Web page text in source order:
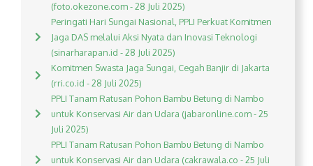
(foto.okezone.com - 28 Juli 2025)
Peringati Hari Sungai Nasional, PPLI Perkuat Komitmen
Jaga DAS melalui Aksi Nyata dan Inovasi Teknologi
(sinarharapan.id - 28 Juli 2025)
Komitmen Swasta Jaga Sungai, Cegah Banjir di Jakarta
(rri.co.id - 28 Juli 2025)
PPLI Tanam Ratusan Pohon Bambu Betung di Nambo
untuk Konservasi Air dan Udara (jabaronline.com - 25
Juli 2025)
PPLI Tanam Ratusan Pohon Bambu Betung di Nambo
untuk Konservasi Air dan Udara (cakrawala.co - 25 Juli